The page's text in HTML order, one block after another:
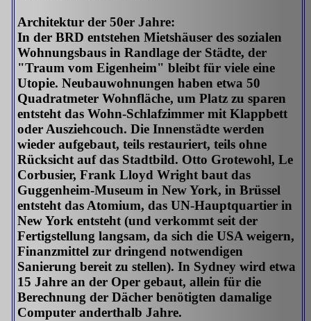
Architektur der 50er Jahre:
In der BRD entstehen Mietshäuser des sozialen
Wohnungsbaus in Randlage der Städte, der
"Traum vom Eigenheim" bleibt für viele eine
Utopie. Neubauwohnungen haben etwa 50
Quadratmeter Wohnfläche, um Platz zu sparen
entsteht das Wohn-Schlafzimmer mit Klappbett
oder Ausziehcouch. Die Innenstädte werden
wieder aufgebaut, teils restauriert, teils ohne
Rücksicht auf das Stadtbild. Otto Grotewohl, Le
Corbusier, Frank Lloyd Wright baut das
Guggenheim-Museum in New York, in Brüssel
entsteht das Atomium, das UN-Hauptquartier in
New York entsteht (und verkommt seit der
Fertigstellung langsam, da sich die USA weigern,
Finanzmittel zur dringend notwendigen
Sanierung bereit zu stellen). In Sydney wird etwa
15 Jahre an der Oper gebaut, allein für die
Berechnung der Dächer benötigten damalige
Computer anderthalb Jahre.